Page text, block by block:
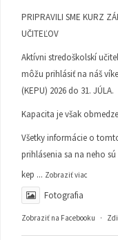
PRIPRAVILI SME KURZ
UČITEĽOV
Aktívni stredoškolskí
môžu prihlásiť na náš
(KEPU) 2026 do 31. JÚLA.
Kapacita je však
Všetky informácie o
prihlásenia sa na neho sú
kep ... Zobraziť viac
Fotografia
Zobraziť na Facebooku ·